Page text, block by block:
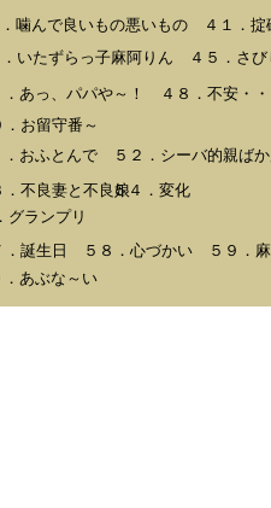
．噛んで良いもの悪いもの ４１．
．いたずらっ子麻阿りん ４５．さ
．あっ、パパや～！ ４８．不安・
．お留守番～
．おふとんで ５２．シーバ的親ば
．不良妻と不良娘５４．変化
グランプリ
．誕生日 ５８．心づかい ５９．
．あぶな～い